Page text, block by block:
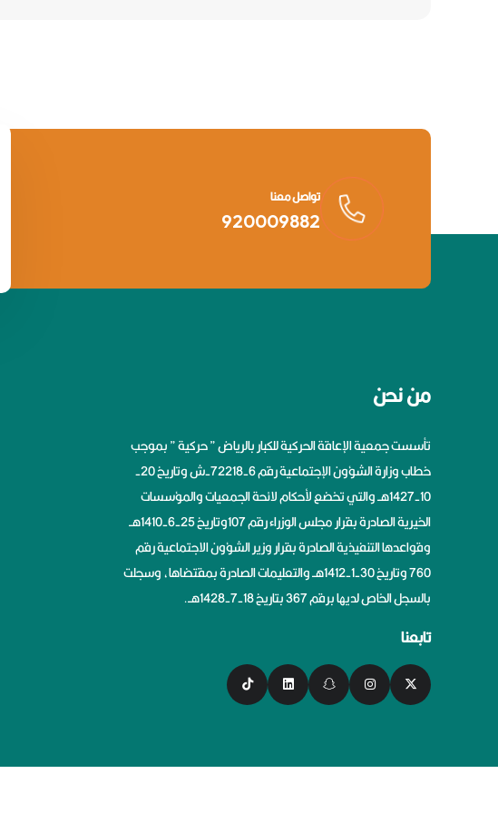
تواصل معنا
920009882
من نحن
تأسست جمعية الإعاقة الحركية للكبار بالرياض ” حركية ” بموجب
خطاب وزارة الشؤون الإجتماعية رقم 6-72218-ش وتاريخ 20-
10-1427هــ والتي تخضع لأحكام لائحة الجمعيات والمؤسسات
الخيرية الصادرة بقرار مجلس الوزراء رقم 107وتاريخ 25-6-1410هــ
وقواعدها التنفيذية الصادرة بقرار وزير الشؤون الاجتماعية رقم
760 وتاريخ 30-1-1412هــ والتعليمات الصادرة بمقتضاها، وسجلت
بالسجل الخاص لديها برقم 367 بتاريخ 18-7-1428هــ.
تابعنا